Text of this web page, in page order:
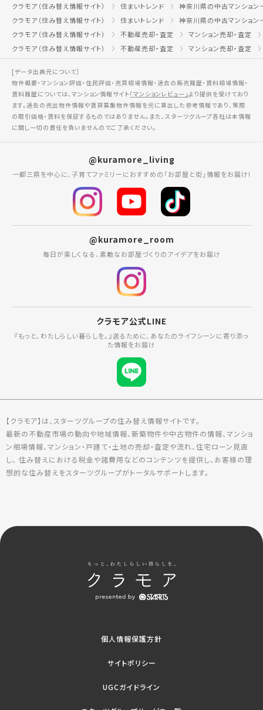
クラモア（住み替え情報サイト）
住まいトレンド
神奈川県の中古マンション
クラモア（住み替え情報サイト）
住まいトレンド
神奈川県の中古マンション
クラモア（住み替え情報サイト）
不動産売却・査定
マンション売却・査定
クラモア（住み替え情報サイト）
不動産売却・査定 マンション売却・査定
[データ出典元について］
物件概要・マンション評価・住民評価・売買相場情報・過去の販売履歴・賃料相場情報・
賃料履歴については、マンション情報サイト「マンションレビュー」より提供を受けており
ます。過去の売出物件情報や賃貸募集物件情報を元に算出した参考情報であり、実際
の取引価格・賃料を保証するものではありません。また、スターツグループ各社は本情報
に関し一切の責任を負いませんのでご了承ください。
@kuramore_living
一都三県を中心に、子育てファミリーにおすすめの「お部屋と街」情報をお届け!
@kuramore_room
毎日が楽しくなる、素敵なお部屋づくりのアイデアをお届け
クラモア公式LINE
『もっと、わたしらしい暮らしを。』送るために、あなたのライフシーンに寄り添っ
た情報をお届け
【クラモア】は、スターツグループの住み替え情報サイトです。
最新の不動産市場の動向や地域情報、新築物件や中古物件の情報、マンショ
ン相場情報、マンション・戸建て・土地の売却・査定や流れ、住宅ローン見直
し、 住み替えにおける税金や諸費用などのコンテンツを提供し、お客様の理
想的な住み替えをスターツグループがトータルサポートします。
個人情報保護方針
サイトポリシー
UGCガイドライン